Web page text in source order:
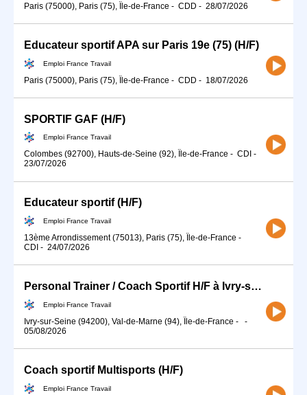
Paris (75000), Paris (75), Île-de-France - CDD - 28/07/2026
Educateur sportif APA sur Paris 19e (75) (H/F)
Emploi France Travail
Paris (75000), Paris (75), Île-de-France - CDD - 18/07/2026
SPORTIF GAF (H/F)
Emploi France Travail
Colombes (92700), Hauts-de-Seine (92), Île-de-France - CDI -
23/07/2026
Educateur sportif (H/F)
Emploi France Travail
13ème Arrondissement (75013), Paris (75), Île-de-France -
CDI - 24/07/2026
Personal Trainer / Coach Sportif H/F à Ivry-sur-Seine (94) (H/F)
Emploi France Travail
Ivry-sur-Seine (94200), Val-de-Marne (94), Île-de-France -
-
05/08/2026
Coach sportif Multisports (H/F)
Emploi France Travail